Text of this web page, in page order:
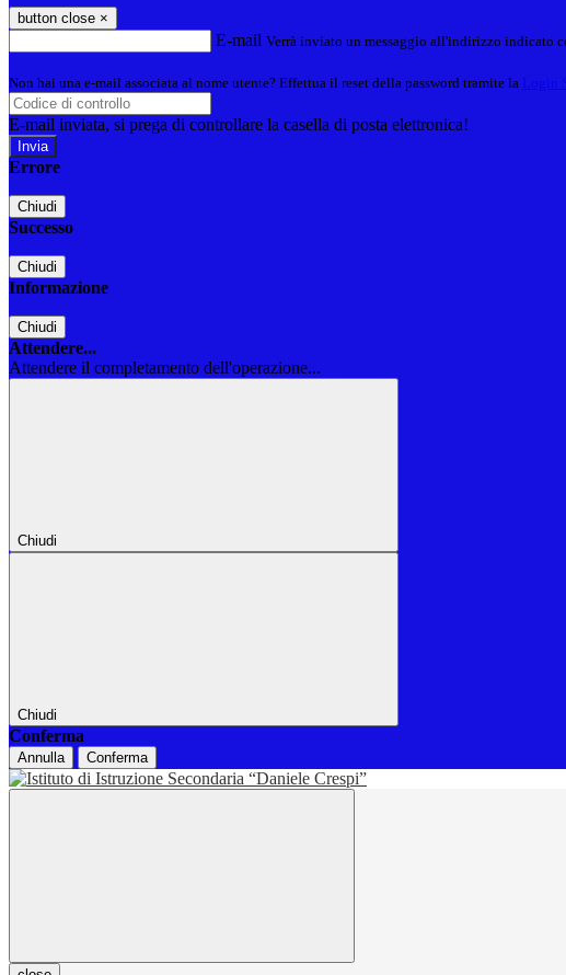
button close ×
E-mail Verrà inviato un messaggio all'indirizzo indicato
Non hai una e-mail associata al nome utente? Effettua il reset della password tramite la
E-mail inviata, si prega di controllare la casella di posta elettronica!
Errore
Chiudi
Successo
Chiudi
Informazione
Chiudi
Attendere...
Attendere il completamento dell'operazione...
Chiudi
Chiudi
Conferma
Annulla Conferma